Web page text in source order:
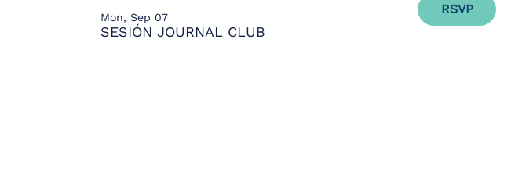
Mon, Sep 07
SESIÓN JOURNAL CLUB
RSVP